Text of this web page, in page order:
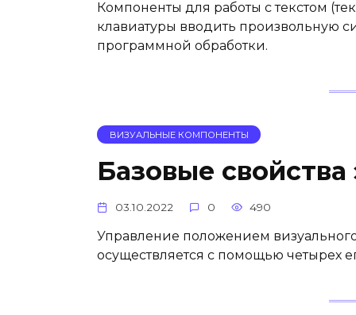
Компоненты для работы с текстом
клавиатуры вводить
программной обработки.
ВИЗУАЛЬНЫЕ КОМПОНЕНТЫ
Базовые
03.10.2022 0 490
Управление положением
осуществляется с помощью четырех